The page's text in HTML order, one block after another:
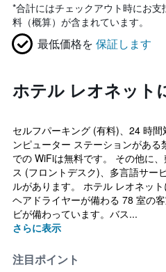
*合計にはチェックアウト時にお
料（概算）が含まれています。
最低価格を 保証します
ホテル レオネット
セルフパーキング (有料)、24 時
ンピューター ステーションがあ
での WiFiは無料です。 その他に
ス (フロントデスク)、多言語サー
ルがあります。 ホテル レオネッ
ヘアドライヤーが備わる 78 室の
ビが備わっています。バス...
さらに表示
注目ポイント